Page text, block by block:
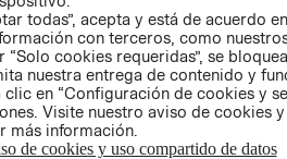
H&M
CON
MI CUENTA
NUESTRAS
TIENDAS
TÉRMINOS Y
todas”, acepta y está de acuerdo
con terceros, como
cookies requeridas”, se
nuestra entrega de contenido y
clic en “Configuración de cookies y
Visite nuestro aviso de cookies
más información.
de cookies y uso compartido de datos